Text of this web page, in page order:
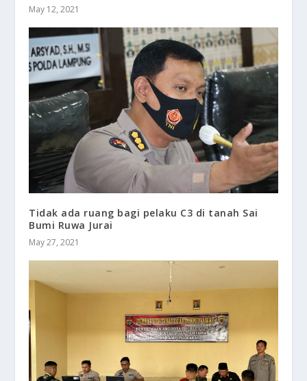
May 12, 2021
Tidak ada ruang bagi pelaku C3 di tanah Sai
Bumi Ruwa Jurai
May 27, 2021